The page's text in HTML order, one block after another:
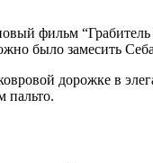
фильм
было замесить
дорожке в
пальто.